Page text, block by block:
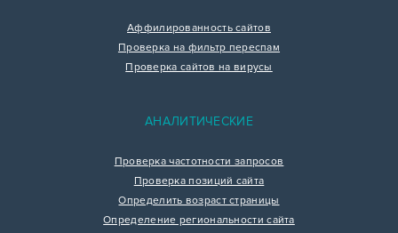
Аффилированность сайтов
Проверка на фильтр переспам
Проверка сайтов на вирусы
АНАЛИТИЧЕСКИЕ
Проверка частотности запросов
Проверка позиций сайта
Определить возраст страницы
Определение региональности сайта